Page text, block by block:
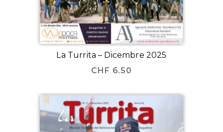
La Turrita – Dicembre 2025
CHF 6.50